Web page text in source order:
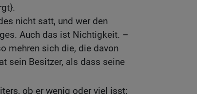
nicht satt, und wer den
Auch das ist Nichtigkeit. –
mehren sich die, die davon
sein Besitzer, als dass seine
ob er wenig oder viel isst;